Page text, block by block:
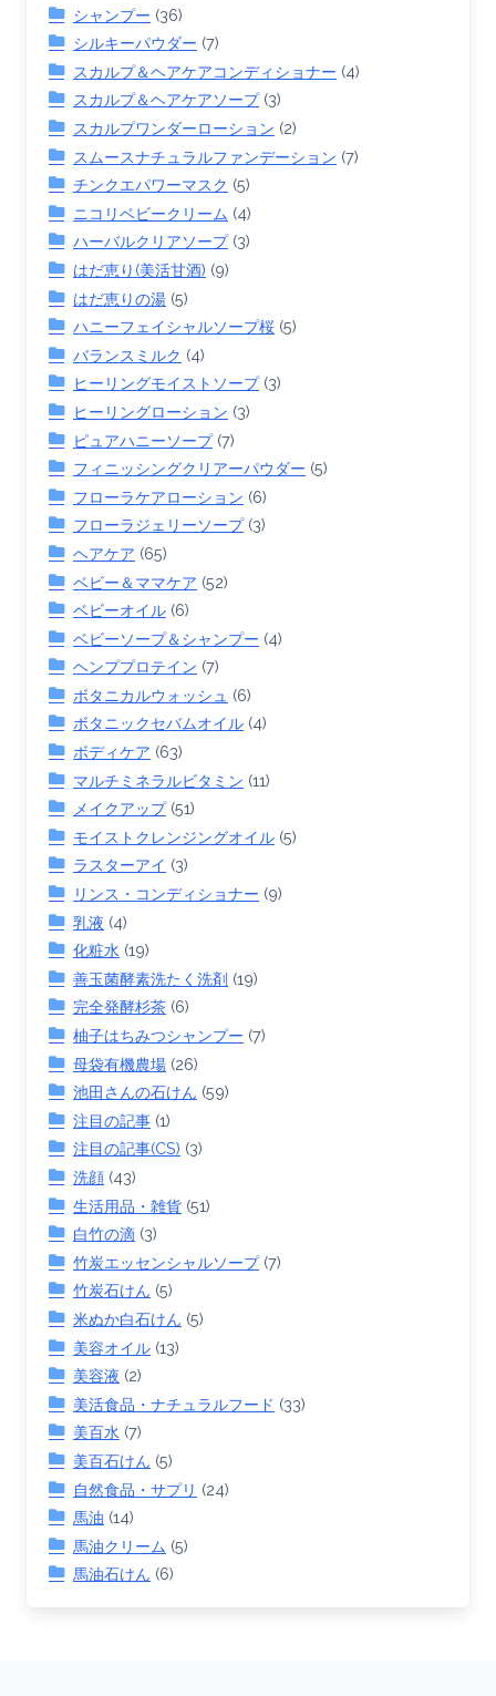
シャンプー (36)
シルキーパウダー (7)
スカルプ＆ヘアケアコンディショナー (4)
スカルプ＆ヘアケアソープ(3)
スカルプワンダーローション (2)
スムースナチュラルファンデーション (7)
チンクエパワーマスク (5)
ニコリベビークリーム (4)
ハーバルクリアソープ(3)
はだ恵り(美活甘酒) (9)
はだ恵りの湯 (5)
ハニーフェイシャルソープ桜 (5)
バランスミルク (4)
ヒーリングモイストソープ(3)
ヒーリングローション (3)
ピュアハニーソープ(7)
フィニッシングクリアーパウダー (5)
フローラケアローション (6)
フローラジェリーソープ(3)
ヘアケア (65)
ベビー＆ママケア (52)
ベビーオイル (6)
ベビーソープ＆シャンプー (4)
ヘンププロテイン (7)
ボタニカルウォッシュ (6)
ボタニックセバムオイル (4)
ボディケア (63)
マルチミネラルビタミン (11)
メイクアップ(51)
モイストクレンジングオイル (5)
ラスターアイ (3)
リンス・コンディショナー (9)
乳液 (4)
化粧水 (19)
善玉菌酵素洗たく洗剤 (19)
完全発酵杉茶 (6)
柚子はちみつシャンプー (7)
母袋有機農場 (26)
池田さんの石けん (59)
注目の記事 (1)
注目の記事(CS) (3)
洗顔 (43)
生活用品・雑貨 (51)
白竹の滴 (3)
竹炭エッセンシャルソープ(7)
竹炭石けん (5)
米ぬか白石けん (5)
美容オイル (13)
美容液 (2)
美活食品・ナチュラルフード (33)
美百水 (7)
美百石けん (5)
自然食品・サプリ (24)
馬油 (14)
馬油クリーム (5)
馬油石けん (6)